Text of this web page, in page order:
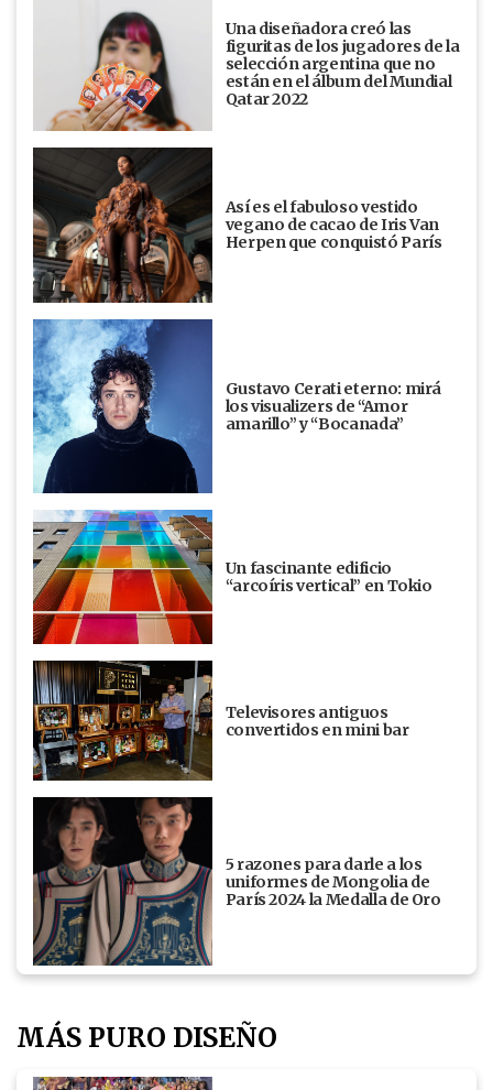
Una diseñadora creó las
figuritas de los jugadores de la
selección argentina que no
están en el álbum del Mundial
Qatar 2022
Así es el fabuloso vestido
vegano de cacao de Iris Van
Herpen que conquistó París
Gustavo Cerati eterno: mirá
los visualizers de “Amor
amarillo” y “Bocanada”
Un fascinante edificio
“arcoíris vertical” en Tokio
Televisores antiguos
convertidos en mini bar
5 razones para darle a los
uniformes de Mongolia de
París 2024 la Medalla de Oro
MÁS PURO DISEÑO